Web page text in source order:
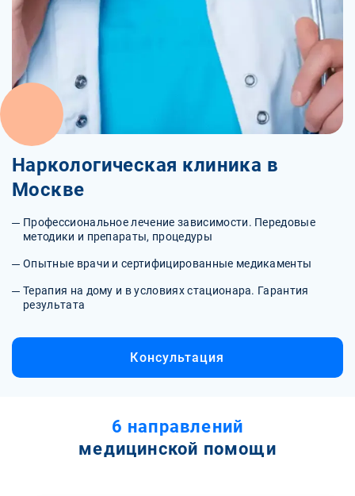
Наркологическая клиника в
Москве
Профессиональное лечение зависимости. Передовые
методики и препараты, процедуры
Опытные врачи и сертифицированные медикаменты
Терапия на дому и в условиях стационара. Гарантия
результата
Консультация
6 направлений
медицинской помощи